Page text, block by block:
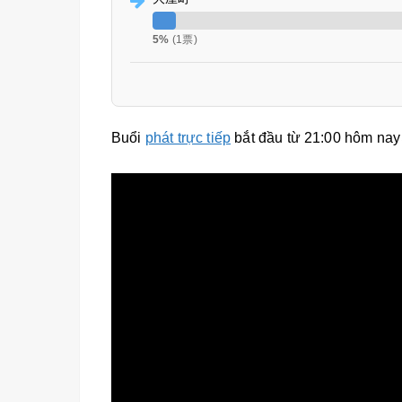
5% (1票)
Buổi phát trực tiếp bắt đầu từ 21:00 hôm